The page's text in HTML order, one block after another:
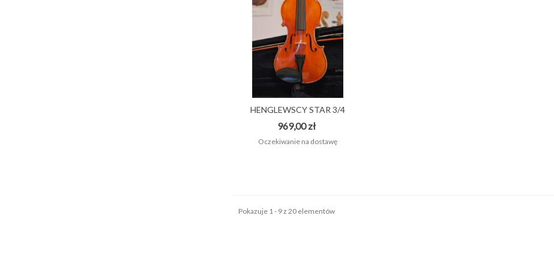
HENGLEWSCY STAR 3/4
Skrzypce...
969,00 zł
Oczekiwanie na dostawę
Pokazuje 1 - 9 z 20 elementów